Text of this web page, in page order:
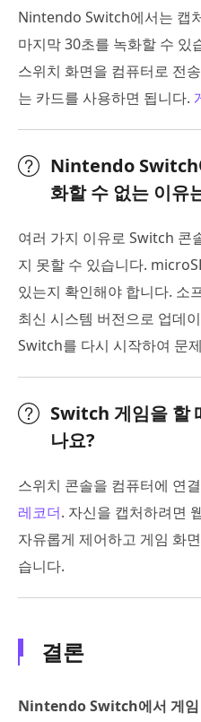
Nintendo Switch에서는 캡
마지막 30초를 녹화할 수 있
스위치 화면을 컴퓨터로 전
는 카드를 사용하면 됩니다.
Nintendo Switch
화할 수 없는 이유
여러 가지 이유로 Switch 콘
지 못할 수 있습니다.
있는지 확인해야 합니다. 소
최신 시스템 버전으로 업데
Switch를 다시 시작하여 문
Switch 게임을 할
나요?
스위치 콘솔을 컴퓨터에 연
레코더. 자신을 캡처하려면
자유롭게 제어하고 게임 화
습니다.
결론
Nintendo Switch에서 게임